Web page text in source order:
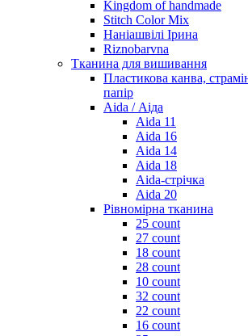
Kingdom of handmade
Stitch Color Mix
Наніашвілі Ірина
Riznobarvna
Тканина для вишивання
Пластикова канва,
папір
Aida / Аіда
Aida 11
Aida 16
Aida 14
Aida 18
Aida-стрічка
Aida 20
Рівномірна тканина
25 count
27 count
18 count
28 count
10 count
32 count
22 count
16 count